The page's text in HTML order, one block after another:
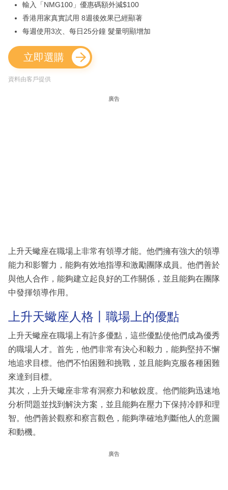
輸入「NMG100」優惠碼額外減$100
香港用家真實試用 8週後效果已經顯著
每週使用3次、每日25分鐘 髮量明顯增加
立即選購
資料由客戶提供
廣告
上升天蠍座在職場上非常有領導才能。他們擁有強大的領導
能力和影響力，能夠有效地指導和激勵團隊成員。他們善於
與他人合作，能夠建立起良好的工作關係，並且能夠在團隊
中發揮領導作用。
上升天蠍座人格丨職場上的優點
上升天蠍座在職場上有許多優點，這些優點使他們成為優秀
的職場人才。首先，他們非常有決心和毅力，能夠堅持不懈
地追求目標。他們不怕困難和挑戰，並且能夠克服各種困難
來達到目標。
其次，上升天蠍座非常有洞察力和敏銳度。他們能夠迅速地
分析問題並找到解決方案，並且能夠在壓力下保持冷靜和理
智。他們善於觀察和察言觀色，能夠準確地判斷他人的意圖
和動機。
廣告